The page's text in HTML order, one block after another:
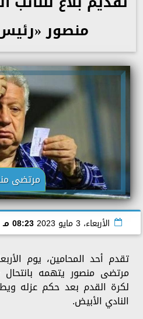
منصور
مرتضى
الأربعاء، 3 مايو 2023 08:23 مـ
تقدم أحد المحامين، يوم
مرتضى منصور يتهمه
لكرة القدم بعد حكم عزله
النادي الأبيض.